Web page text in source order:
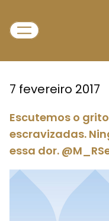
7 fevereiro 2017
Escutemos o
escravizadas.
essa dor.